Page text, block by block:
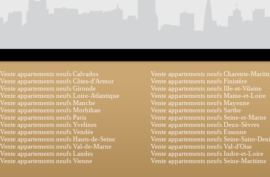
Vente appartements neufs Calvados
Vente appartements neufs Charente-
Vente appartements neufs Côtes-d'Armor
Vente appartements neufs Finistère
Vente appartements neufs Gironde
Vente appartements neufs Ille-et-Vilaine
Vente appartements neufs Loire-Atlantique
Vente appartements neufs Maine-et-Loire
Vente appartements neufs Manche
Vente appartements neufs Mayenne
Vente appartements neufs Morbihan
Vente appartements neufs Sarthe
Vente appartements neufs Paris
Vente appartements neufs Seine-et-Marne
Vente appartements neufs Yvelines
Vente appartements neufs Deux-Sèvres
Vente appartements neufs Vendée
Vente appartements neufs Essonne
Vente appartements neufs Hauts-de-Seine
Vente appartements neufs Seine-Saint-
Vente appartements neufs Val-de-Marne
Vente appartements neufs Val-d'Oise
Vente appartements neufs Landes
Vente appartements neufs Indre-et-Loire
Vente appartements neufs Vienne
Vente appartements neufs Seine-Maritime